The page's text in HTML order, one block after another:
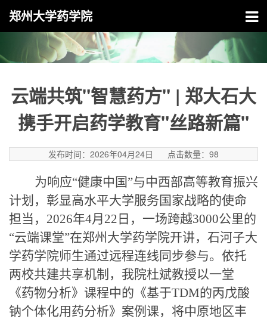
郑州大学药学院
云端共筑"智慧药方" | 郑大石大
携手开启药学教育"丝路新篇"
发布时间：2026年04月24日 点击数量： 98
为响应“健康中国”与中西部高等教育振兴
计划，彰显高水平大学服务国家战略的使命
担当，2026年4月22日，一场跨越3000公里的
“云端课堂”在郑州大学药学院开讲，石河子大
学药学院师生通过远程连线同步参与。依托
两校共建共享机制，我院杜斌教授以一堂
《药物分析》课程中的《基于TDM的丙戊酸
钠个体化用药分析》案例课，将中原地区丰